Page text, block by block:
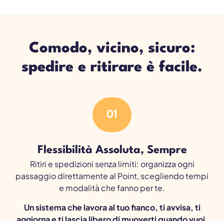
Comodo, vicino, sicuro:
spedire e ritirare è facile.
01
Flessibilità Assoluta, Sempre
Ritiri e spedizioni senza limiti: organizza ogni
passaggio direttamente al Point, scegliendo tempi
e modalità che fanno per te.
Un sistema che lavora al tuo fianco, ti avvisa, ti